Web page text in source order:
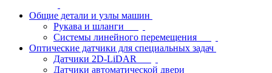
Общие детали и узлы машин
Рукава и шланги
Системы линейного перемещения
Оптические датчики для специальных задач
Датчики 2D-LiDAR
Датчики автоматической двери